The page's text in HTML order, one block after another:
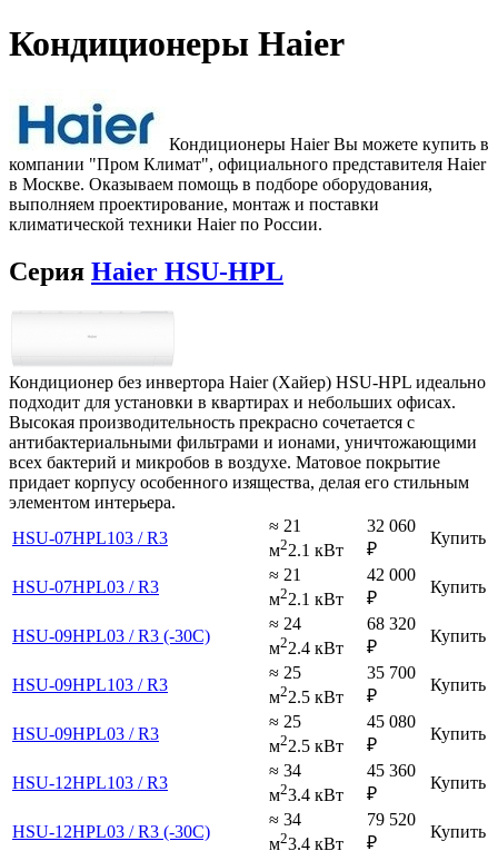
Кондиционеры Haier
Кондиционеры Haier Вы можете купить в
компании "Пром Климат", официального представителя Haier
в Москве. Оказываем помощь в подборе оборудования,
выполняем проектирование, монтаж и поставки
климатической техники Haier по России.
Серия Haier HSU-HPL
Кондиционер без инвертора Haier (Хайер) HSU-HPL идеально
подходит для установки в квартирах и небольших офисах.
Высокая производительность прекрасно сочетается с
антибактериальными фильтрами и ионами, уничтожающими
всех бактерий и микробов в воздухе. Матовое покрытие
придает корпусу особенного изящества, делая его стильным
элементом интерьера.
HSU-07HPL103 / R3
≈ 21
м22.1 кВт
32 060
₽
Купить
HSU-07HPL03 / R3
≈ 21
м22.1 кВт
42 000
₽
Купить
HSU-09HPL03 / R3 (-30C)
≈ 24
м22.4 кВт
68 320
₽
Купить
HSU-09HPL103 / R3
≈ 25
м22.5 кВт
35 700
₽
Купить
HSU-09HPL03 / R3
≈ 25
м22.5 кВт
45 080
₽
Купить
HSU-12HPL103 / R3
≈ 34
м23.4 кВт
45 360
₽
Купить
HSU-12HPL03 / R3 (-30C)
≈ 34
м23.4 кВт
79 520
₽
Купить